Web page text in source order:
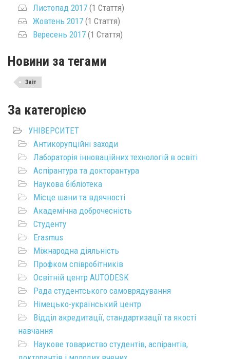
Листопад 2017 (1 Стаття)
Жовтень 2017 (1 Стаття)
Вересень 2017 (1 Стаття)
Новини за тегами
Звіт
За категорією
УНІВЕРСИТЕТ
Антикорупційні заходи
Лабораторія інноваційних технологій в освіті
Аспірантура та докторантура
Наукова бібліотека
Місце шани та вдячності
Академічна доброчесність
Студенту
Erasmus
Міжнародна діяльність
Профком співробітників
Освітній центр AUTODESK
Рада студентського самоврядування
Німецько-український центр
Відділ акредитації, стандартизації та якості
навчання
Наукове товариство студентів, аспірантів,